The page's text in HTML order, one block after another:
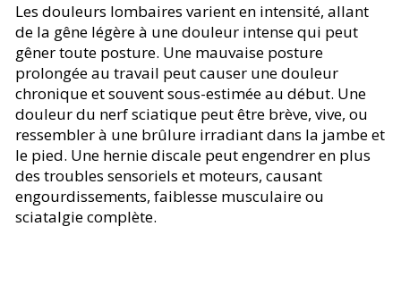
Les douleurs lombaires varient en intensité, allant
de la gêne légère à une douleur intense qui peut
gêner toute posture. Une mauvaise posture
prolongée au travail peut causer une douleur
chronique et souvent sous-estimée au début. Une
douleur du nerf sciatique peut être brève, vive, ou
ressembler à une brûlure irradiant dans la jambe et
le pied. Une hernie discale peut engendrer en plus
des troubles sensoriels et moteurs, causant
engourdissements, faiblesse musculaire ou
sciatalgie complète.